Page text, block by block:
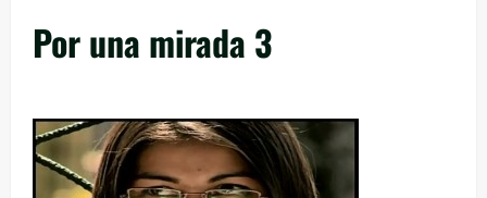
Por una mirada 3